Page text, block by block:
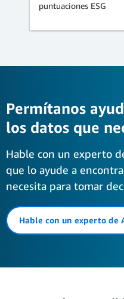
puntuaciones ESG
Permítanos
los datos que
Hable con un experto
que lo ayude a
necesita para tomar
Hable con un experto de